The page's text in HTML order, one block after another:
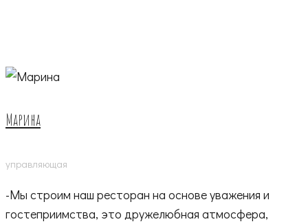
Марина
управляющая
-Мы строим наш ресторан на основе уважения и
гостеприимства, это дружелюбная атмосфера,